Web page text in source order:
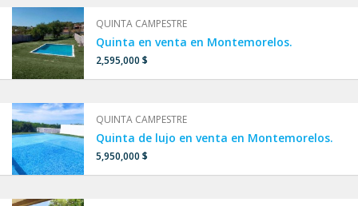
QUINTA CAMPESTRE
Quinta en venta en Montemorelos.
2,595,000 $
QUINTA CAMPESTRE
Quinta de lujo en venta en Montemorelos.
5,950,000 $